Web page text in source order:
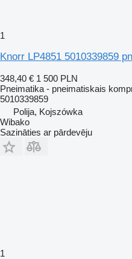
1
Knorr LP4851 5010339859
348,40 € 1 500 PLN
Pneimatika - pneimatiskais
5010339859
Polija, Kojszówka
Wibako
Sazināties ar pārdevēju
1